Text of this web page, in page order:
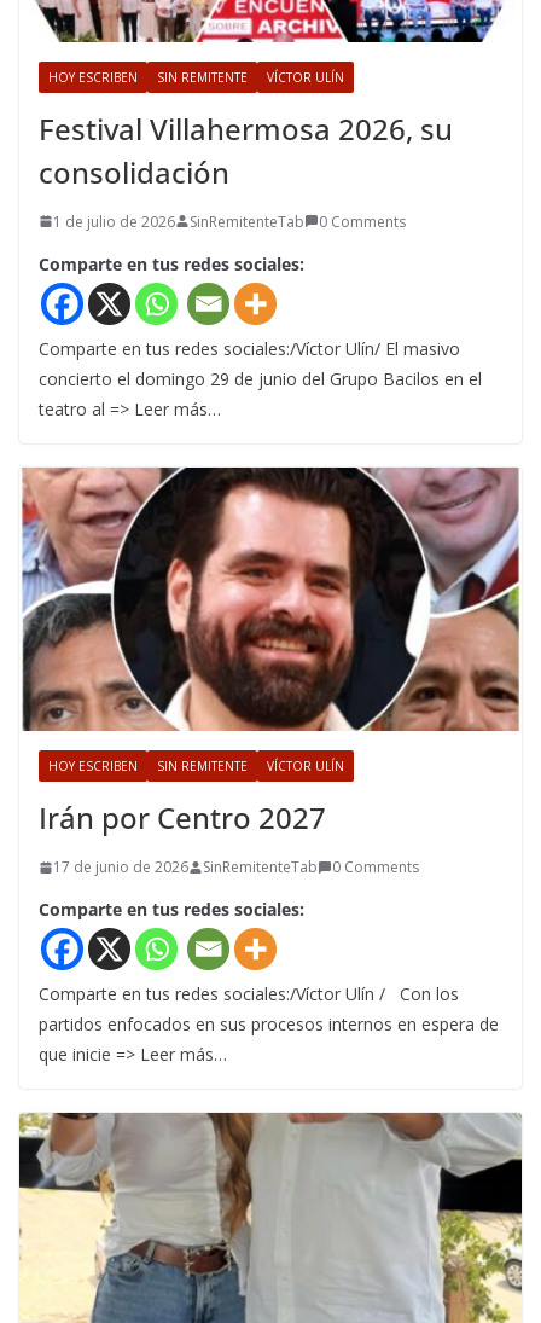
HOY ESCRIBEN SIN REMITENTE VÍCTOR ULÍN
Festival Villahermosa 2026, su
consolidación
1 de julio de 2026 SinRemitenteTab 0 Comments
Comparte en tus redes sociales:
Comparte en tus redes sociales:/Víctor Ulín/ El masivo
concierto el domingo 29 de junio del Grupo Bacilos en el
teatro al => Leer más…
HOY ESCRIBEN SIN REMITENTE VÍCTOR ULÍN
Irán por Centro 2027
17 de junio de 2026 SinRemitenteTab 0 Comments
Comparte en tus redes sociales:
Comparte en tus redes sociales:/Víctor Ulín / Con los
partidos enfocados en sus procesos internos en espera de
que inicie => Leer más…